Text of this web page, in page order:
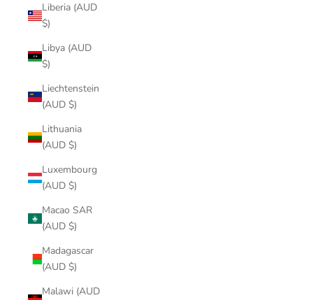
Liberia (AUD
$)
Libya (AUD
$)
Liechtenstein
(AUD $)
Lithuania
(AUD $)
Luxembourg
(AUD $)
Macao SAR
(AUD $)
Madagascar
(AUD $)
Malawi (AUD